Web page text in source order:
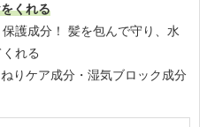
くれる
護成分！ 髪を包んで守り、水
れる
りケア成分・湿気ブロック成分